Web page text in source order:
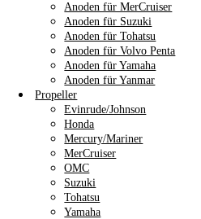
Anoden für MerCruiser
Anoden für Suzuki
Anoden für Tohatsu
Anoden für Volvo Penta
Anoden für Yamaha
Anoden für Yanmar
Propeller
Evinrude/Johnson
Honda
Mercury/Mariner
MerCruiser
OMC
Suzuki
Tohatsu
Yamaha